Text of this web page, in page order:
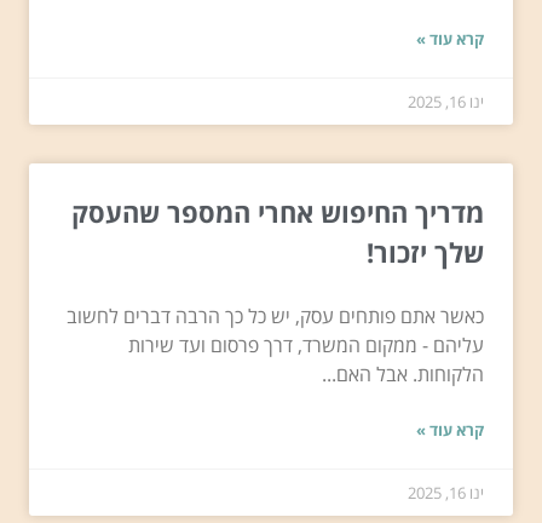
קרא עוד »
ינו 16, 2025
מדריך החיפוש אחרי המספר שהעסק
שלך יזכור!
כאשר אתם פותחים עסק, יש כל כך הרבה דברים לחשוב
עליהם - ממקום המשרד, דרך פרסום ועד שירות
הלקוחות. אבל האם...
קרא עוד »
ינו 16, 2025